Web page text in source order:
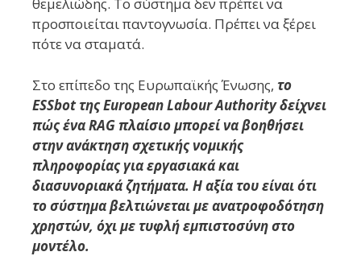
θεμελιώδης. Το σύστημα δεν πρέπει να
προσποιείται παντογνωσία. Πρέπει να ξέρει
πότε να σταματά.
Στο επίπεδο της Ευρωπαϊκής Ένωσης, το
ESSbot της European Labour Authority δείχνει
πώς ένα RAG πλαίσιο μπορεί να βοηθήσει
στην ανάκτηση σχετικής νομικής
πληροφορίας για εργασιακά και
διασυνοριακά ζητήματα. Η αξία του είναι ότι
το σύστημα βελτιώνεται με ανατροφοδότηση
χρηστών, όχι με τυφλή εμπιστοσύνη στο
μοντέλο.